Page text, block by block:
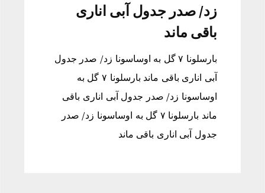
زد/ صدر جدول آبی اناری
باقی ماند
بارسلونا ۷ گل به اوساسونا زد/ صدر جدول
آبی اناری باقی ماند بارسلونا ۷ گل به
اوساسونا زد/ صدر جدول آبی اناری باقی
ماند بارسلونا ۷ گل به اوساسونا زد/ صدر
جدول آبی اناری باقی ماند